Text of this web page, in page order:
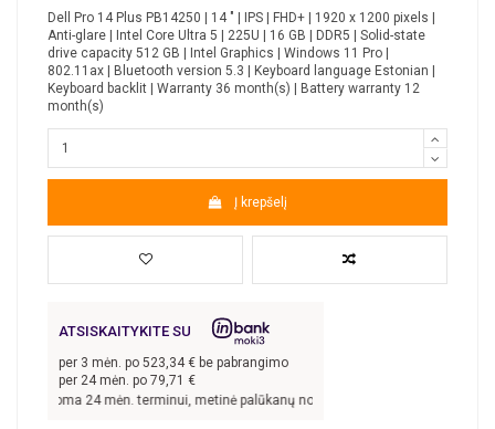
Dell Pro 14 Plus PB14250 | 14 " | IPS | FHD+ | 1920 x 1200 pixels |
Anti-glare | Intel Core Ultra 5 | 225U | 16 GB | DDR5 | Solid-state
drive capacity 512 GB | Intel Graphics | Windows 11 Pro |
802.11ax | Bluetooth version 5.3 | Keyboard language Estonian |
Keyboard backlit | Warranty 36 month(s) | Battery warranty 12
month(s)
Į krepšelį
ATSISKAITYKITE SU
per 3 mėn. po 523,34€ be pabrangimo
per 24 mėn. po 79,71 €
24 mėn. terminui, metinė palūkanų norma –